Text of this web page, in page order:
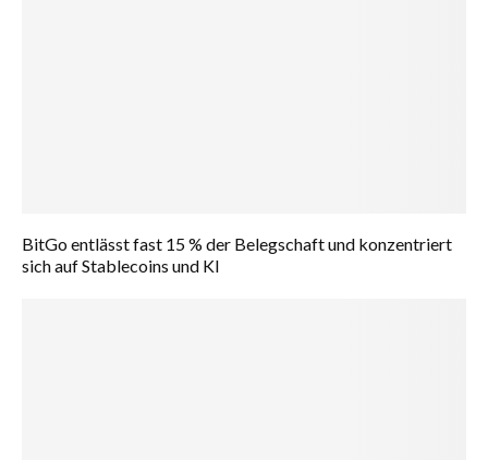
BitGo entlässt fast 15 % der Belegschaft und konzentriert
sich auf Stablecoins und KI